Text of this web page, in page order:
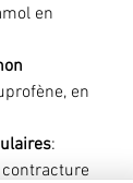
en
en
: